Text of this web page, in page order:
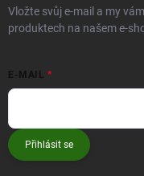
Vložte svůj e-mail a my
produktech na našem e-
E-MAIL
Přihlásit se